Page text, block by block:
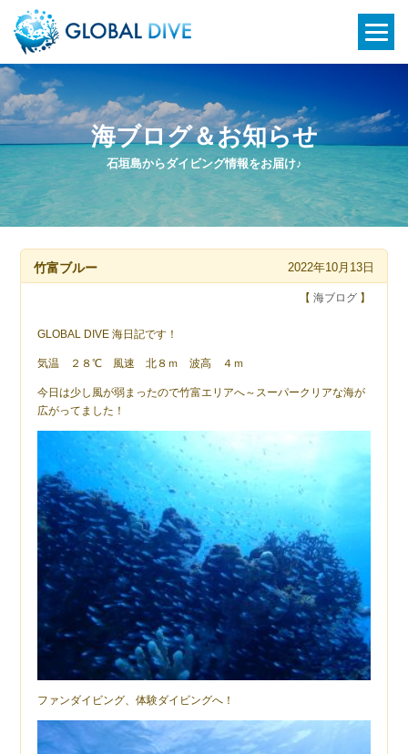
石垣島からダイビング情報をお届け♪
海ブログ＆お知らせ
竹富ブルー 2022年10月13日
【 海ブログ】
GLOBAL DIVE 海日記です！
気温 ２８℃ 風速 北８ｍ 波高 ４ｍ
今日は少し風が弱まったので竹富エリアへ～スーパークリアな海が
広がってました！
ファンダイビング、体験ダイビングへ！